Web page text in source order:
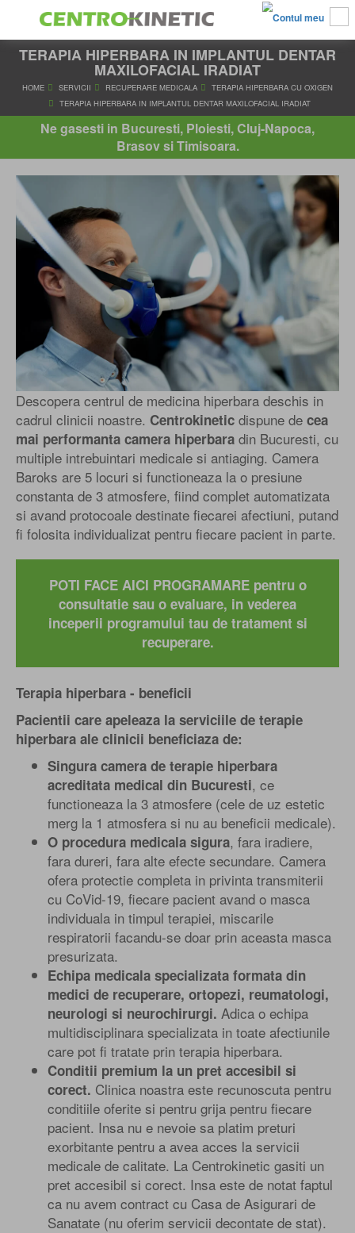
TERAPIA HIPERBARA IN IMPLANTUL DENTAR
MAXILOFACIAL IRADIAT
HOME SERVICII RECUPERARE MEDICALA
TERAPIA
TERAPIA HIPERBARA IN IMPLANTUL DENTAR MAXILOFACIAL
Ne gasesti in Bucuresti, Ploiesti, Cluj-Napoca,
Brasov si Timisoara.
Descopera centrul de medicina hiperbara deschis in
cadrul clinicii noastre. Centrokinetic dispune de cea
mai performanta camera hiperbara din Bucuresti, cu
multiple intrebuintari medicale si antiaging. Camera
Baroks are 5 locuri si functioneaza la o presiune
constanta de 3 atmosfere, fiind complet automatizata
si avand protocoale destinate fiecarei afectiuni, putand
fi folosita individualizat pentru fiecare pacient in parte.
POTI FACE AICI PROGRAMARE pentru o
consultatie sau o evaluare, in vederea
inceperii programului tau de tratament si
recuperare.
Terapia hiperbara - beneficii
Pacientii care apeleaza la serviciile de terapie
hiperbara ale clinicii beneficiaza de:
Singura camera de terapie hiperbara
acreditata medical din Bucuresti, ce
functioneaza la 3 atmosfere (cele de uz estetic
merg la 1 atmosfera si nu au beneficii medicale).
O procedura medicala sigura, fara iradiere,
fara dureri, fara alte efecte secundare. Camera
ofera protectie completa in privinta transmiterii
cu CoVid-19, fiecare pacient avand o masca
individuala in timpul terapiei, miscarile
respiratorii facandu-se doar prin aceasta masca
presurizata.
Echipa medicala specializata formata din
medici de recuperare, ortopezi, reumatologi,
neurologi si neurochirurgi. Adica o echipa
multidisciplinara specializata in toate afectiunile
care pot fi tratate prin terapia hiperbara.
Conditii premium la un pret accesibil si
corect. Clinica noastra este recunoscuta pentru
conditiile oferite si pentru grija pentru fiecare
pacient. Insa nu e nevoie sa platim preturi
exorbitante pentru a avea acces la servicii
medicale de calitate. La Centrokinetic gasiti un
pret accesibil si corect. Insa este de notat faptul
ca nu avem contract cu Casa de Asigurari de
Sanatate (nu oferim servicii decontate de stat).